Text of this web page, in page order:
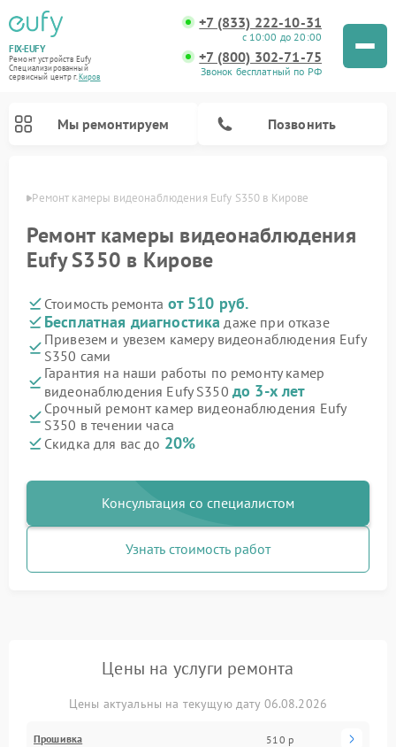
FIX-EUFY
Ремонт устройств Eufy
Специализированный
cервисный центр г.Киров
+7 (833) 222-10-31
с 10:00 до 20:00
+7 (800) 302-71-75
Звонок бесплатный по РФ
Мы ремонтируем Позвонить
Ремонт камеры видеонаблюдения Eufy S350 в Кирове
Ремонт камеры видеонаблюдения
Eufy S350 в Кирове
Стоимость ремонта от 510 руб.
Бесплатная диагностика даже при отказе
Привезем и увезем камеру видеонаблюдения Eufy
S350 сами
Гарантия на наши работы по ремонту камер
видеонаблюдения Eufy S350 до 3-х лет
Срочный ремонт камер видеонаблюдения Eufy
S350 в течении часа
Скидка для вас до 20%
Консультация со специалистом
Узнать стоимость работ
Цены на услуги ремонта
Цены актуальны на текущую дату 06.08.2026
Прошивка 510 р